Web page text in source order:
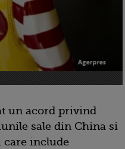
un acord privind
sale din China si
care include